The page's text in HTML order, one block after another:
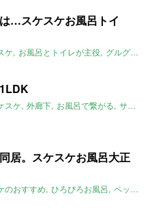
…スケスケお風呂トイ
ケ お風呂とトイレが主役 グルグル系
スケ 外廊下 お風呂で繋がる サンルーム
居。スケスケお風呂大正
のおすすめ ひろびろお風呂 ペット可